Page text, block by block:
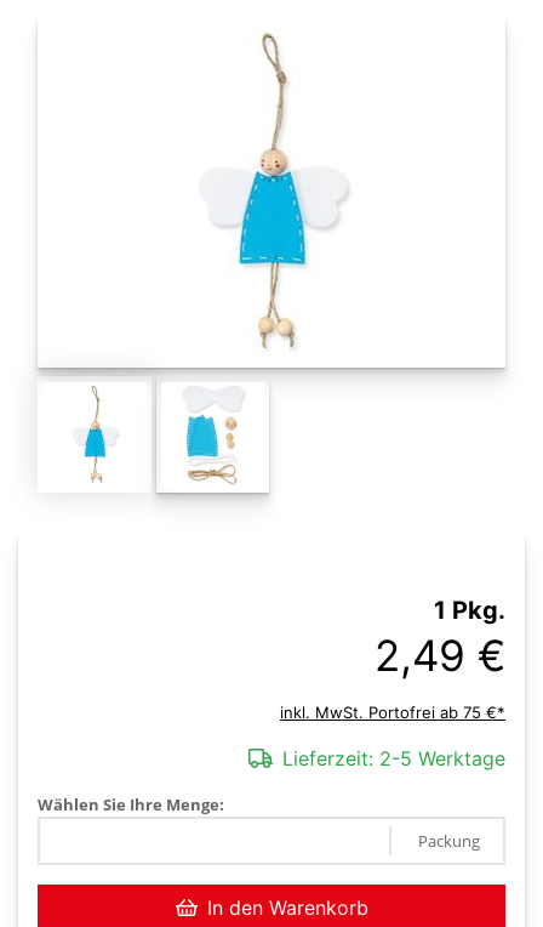
1 Pkg.
2,49 €
inkl. MwSt. Portofrei ab 75 €*
Lieferzeit: 2-5 Werktage
Wählen Sie Ihre Menge:
Packung
In den Warenkorb